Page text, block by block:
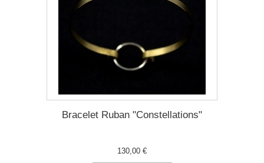
Bracelet Ruban "Constellations"
130,00 €